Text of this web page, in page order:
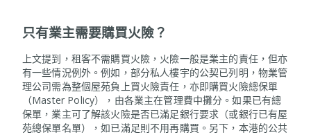
只有業主需要購買火險？
上文提到，租客不需購買火險，火險一般是業主的責任，但亦
有一些情況例外。例如，部分私人樓宇的公契已列明，物業管
理公司需為整個屋苑負上買火險責任，亦即購買火險總保單
（Master Policy），由各業主在管理費中攤分。如果已有總
保單，業主可了解該火險是否已滿足銀行要求（或銀行已有屋
苑總保單名單），如已滿足則不用再購買。另下，本港的公共